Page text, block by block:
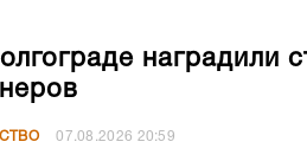
наградили
07.08.2026 20:59